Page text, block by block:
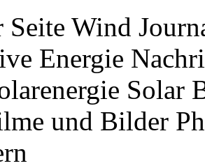
Seite Wind
Energie
Solar
und Bilder